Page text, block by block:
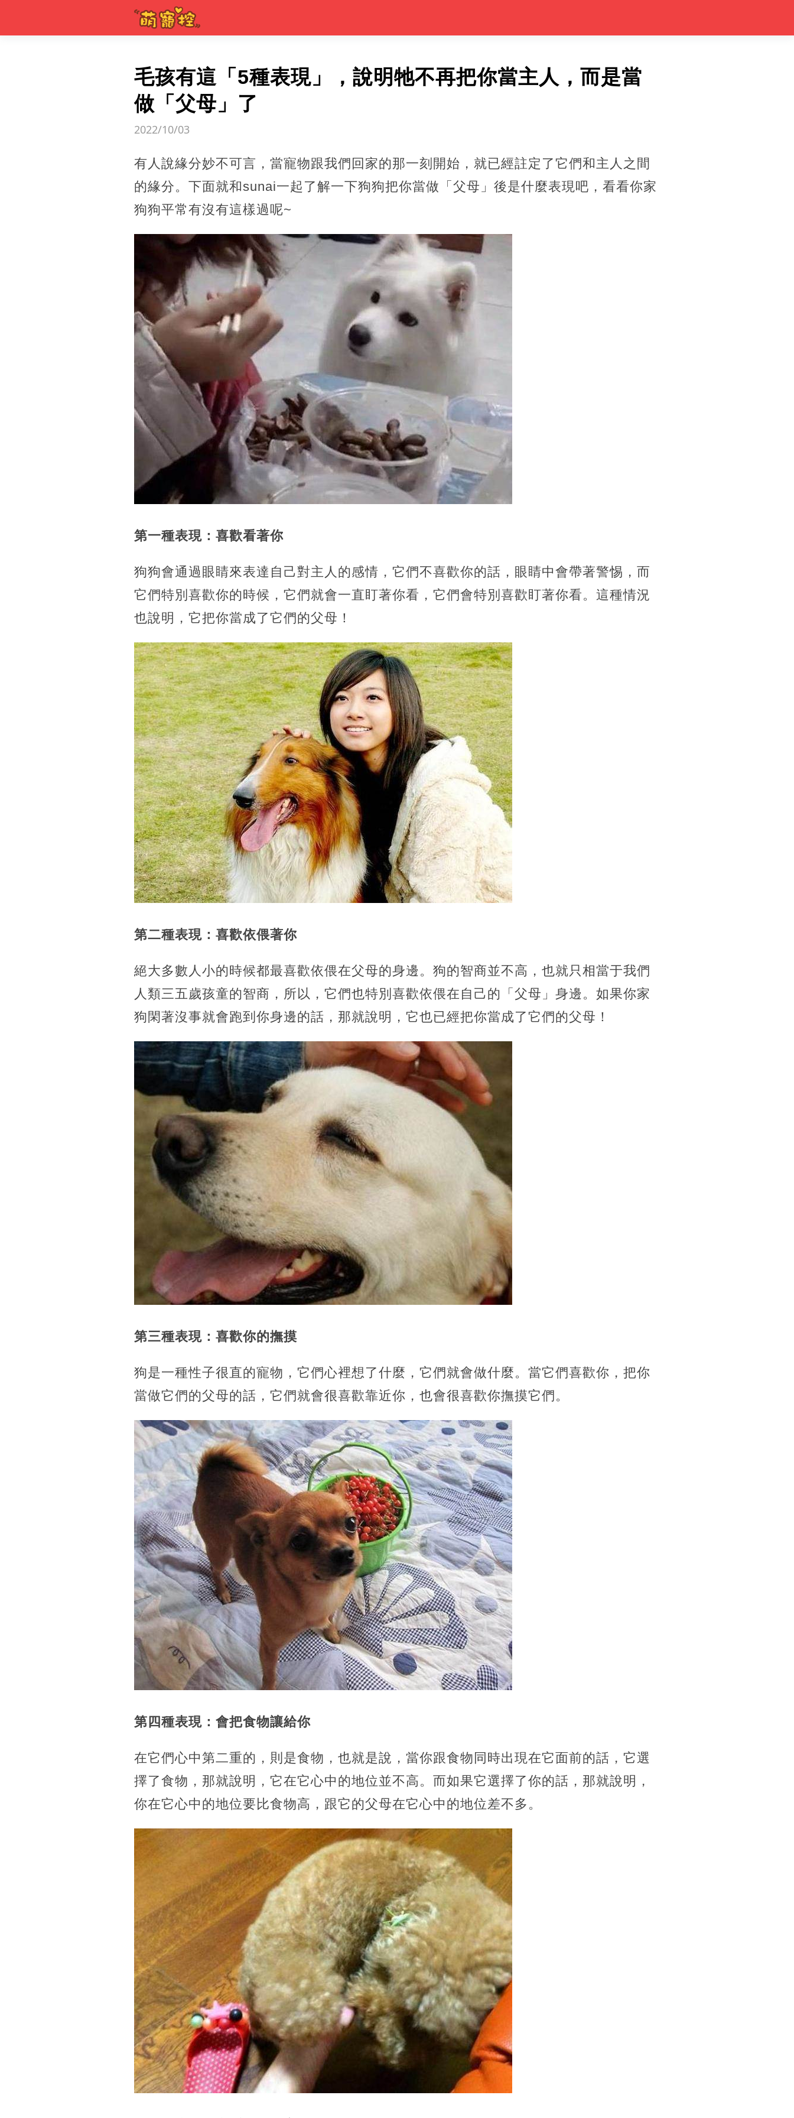
毛孩有這「5種表現」，說明牠不再把你當主人，而是當
做「父母」了
2022/10/03
有人說緣分妙不可言，當寵物跟我們回家的那一刻開始，就已經註定了它們和主人之間
的緣分。下面就和sunai一起了解一下狗狗把你當做「父母」後是什麼表現吧，看看你家
狗狗平常有沒有這樣過呢~
第一種表現：喜歡看著你
狗狗會通過眼睛來表達自己對主人的感情，它們不喜歡你的話，眼睛中會帶著警惕，而
它們特別喜歡你的時候，它們就會一直盯著你看，它們會特別喜歡盯著你看。這種情況
也說明，它把你當成了它們的父母！
第二種表現：喜歡依偎著你
絕大多數人小的時候都最喜歡依偎在父母的身邊。狗的智商並不高，也就只相當于我們
人類三五歲孩童的智商，所以，它們也特別喜歡依偎在自己的「父母」身邊。如果你家
狗閑著沒事就會跑到你身邊的話，那就說明，它也已經把你當成了它們的父母！
第三種表現：喜歡你的撫摸
狗是一種性子很直的寵物，它們心裡想了什麼，它們就會做什麼。當它們喜歡你，把你
當做它們的父母的話，它們就會很喜歡靠近你，也會很喜歡你撫摸它們。
第四種表現：會把食物讓給你
在它們心中第二重的，則是食物，也就是說，當你跟食物同時出現在它面前的話，它選
擇了食物，那就說明，它在它心中的地位並不高。而如果它選擇了你的話，那就說明，
你在它心中的地位要比食物高，跟它的父母在它心中的地位差不多。